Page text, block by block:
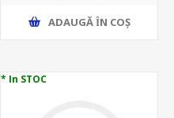
ADAUGĂ ȊN COŞ
* In STOC